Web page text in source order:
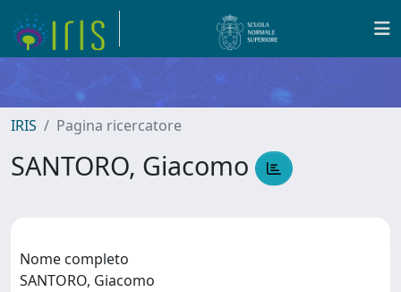
IRIS Pagina ricercatore
SANTORO, Giacomo
Nome completo
SANTORO, Giacomo